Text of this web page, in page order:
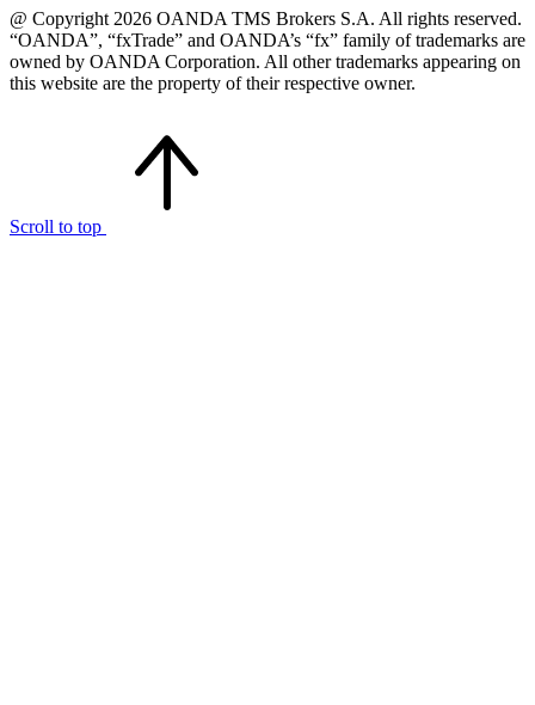
@ Copyright 2026 OANDA TMS Brokers S.A. All rights reserved.
“OANDA”, “fxTrade” and OANDA’s “fx” family of trademarks are
owned by OANDA Corporation. All other trademarks appearing on
this website are the property of their respective owner.
Scroll to top